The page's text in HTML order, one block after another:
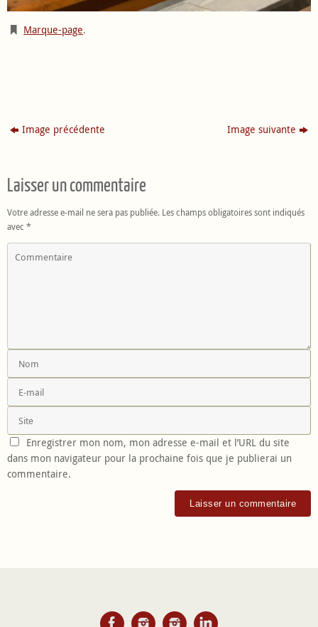
Marque-page.
Image précédente Image suivante
Laisser un commentaire
Votre adresse e-mail ne sera pas publiée. Les champs obligatoires sont indiqués
avec *
Enregistrer mon nom, mon adresse e-mail et l’URL du site
dans mon navigateur pour la prochaine fois que je publierai un
commentaire.